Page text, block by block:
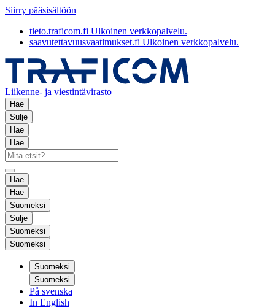
Siirry pääsisältöön
tieto.traficom.fi Ulkoinen verkkopalvelu.
saavutettavuusvaatimukset.fi Ulkoinen verkkopalvelu.
Liikenne- ja viestintävirasto
Hae
Sulje
Hae
Hae
Hae
Hae
Suomeksi
Sulje
Suomeksi
Suomeksi
Suomeksi
Suomeksi
På svenska
In English